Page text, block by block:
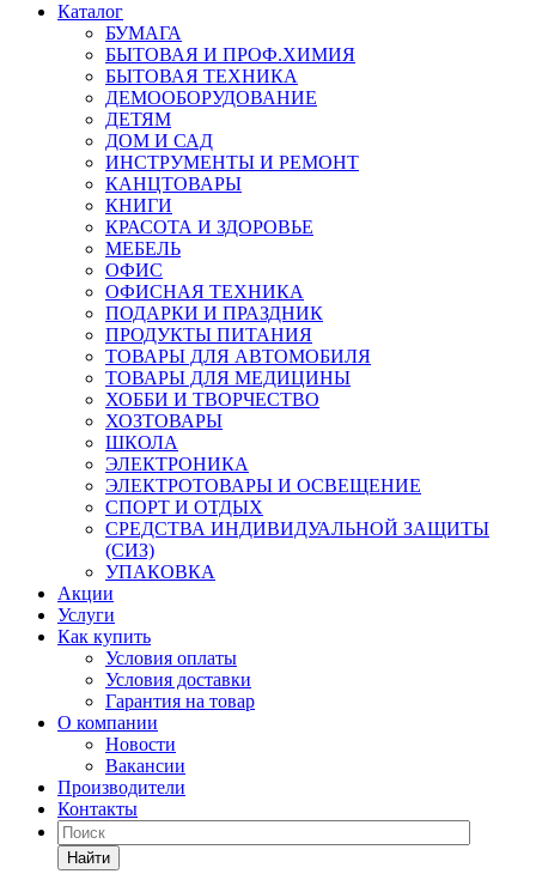
Каталог
БУМАГА
БЫТОВАЯ И ПРОФ.ХИМИЯ
БЫТОВАЯ ТЕХНИКА
ДЕМООБОРУДОВАНИЕ
ДЕТЯМ
ДОМ И САД
ИНСТРУМЕНТЫ И РЕМОНТ
КАНЦТОВАРЫ
КНИГИ
КРАСОТА И ЗДОРОВЬЕ
МЕБЕЛЬ
ОФИС
ОФИСНАЯ ТЕХНИКА
ПОДАРКИ И ПРАЗДНИК
ПРОДУКТЫ ПИТАНИЯ
ТОВАРЫ ДЛЯ АВТОМОБИЛЯ
ТОВАРЫ ДЛЯ МЕДИЦИНЫ
ХОББИ И ТВОРЧЕСТВО
ХОЗТОВАРЫ
ШКОЛА
ЭЛЕКТРОНИКА
ЭЛЕКТРОТОВАРЫ И ОСВЕЩЕНИЕ
СПОРТ И ОТДЫХ
СРЕДСТВА ИНДИВИДУАЛЬНОЙ ЗАЩИТЫ
(СИЗ)
УПАКОВКА
Акции
Услуги
Как купить
Условия оплаты
Условия доставки
Гарантия на товар
О компании
Новости
Вакансии
Производители
Контакты
Найти